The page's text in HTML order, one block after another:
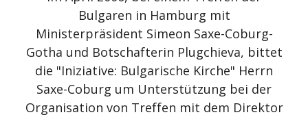
Bulgaren in Hamburg mit
Ministerpräsident Simeon Saxe-Coburg-
Gotha und Botschafterin Plugchieva, bittet
die "Iniziative: Bulgarische Kirche" Herrn
Saxe-Coburg um Unterstützung bei der
Organisation von Treffen mit dem Direktor